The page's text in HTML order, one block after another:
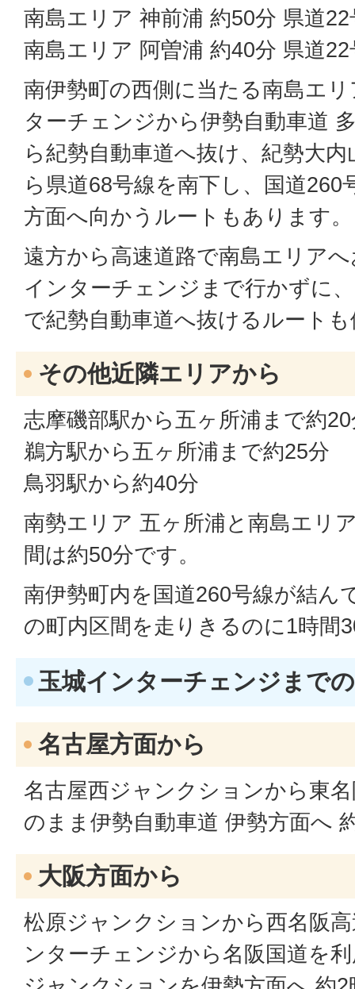
南島エリア 神前浦 約50分 県道
南島エリア 阿曽浦 約40分 県道
南伊勢町の西側に当たる南島エ
ターチェンジから伊勢自動車道
ら紀勢自動車道へ抜け、紀勢大
ら県道68号線を南下し、国道260
方面へ向かうルートもあります。
遠方から高速道路で南島エリア
インターチェンジまで行かずに
で紀勢自動車道へ抜けるルート
その他近隣エリアから
志摩磯部駅から五ヶ所浦まで約
鵜方駅から五ヶ所浦まで約25分
鳥羽駅から約40分
南勢エリア 五ヶ所浦と南島エリ
間は約50分です。
南伊勢町内を国道260号線が結ん
の町内区間を走りきるのに1時間
玉城インターチェンジまで
名古屋方面から
名古屋西ジャンクションから東
のまま伊勢自動車道 伊勢方面へ
大阪方面から
松原ジャンクションから西名阪
ンターチェンジから名阪国道を